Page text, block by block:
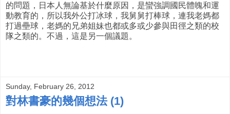
的問題，日本人無論基於什麼原因，是蠻強調國民體魄和運
動教育的，所以我外公打冰球，我舅舅打棒球，連我老媽都
打過壘球，老媽的兄弟姐妹也都或多或少參與田徑之類的校
隊之類的。不過，這是另一個議題。
Sunday, February 26, 2012
對林書豪的幾個想法 (1)